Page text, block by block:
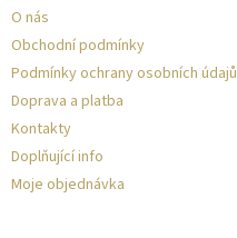
O nás
Obchodní podmínky
Podmínky ochrany osobních údajů
Doprava a platba
Kontakty
Doplňující info
Moje objednávka